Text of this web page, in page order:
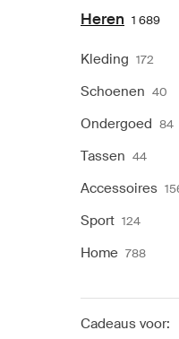
Heren 1 689
Kleding 172
Schoenen 40
Ondergoed 84
Tassen 44
Accessoires
Sport 124
Home 788
Cadeaus voor: